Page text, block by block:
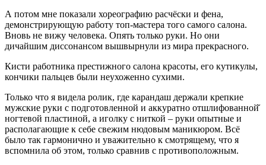
А потом мне показали хореографию расчёски и фена,
демонстрирующую работу топ-мастера того самого салона.
Вновь не вижу человека. Опять только руки. Но они
дичайшим диссонансом вышвырнули из мира прекрасного.
Кисти работника престижного салона красоты, его кутикулы,
кончики пальцев были неухоженно сухими.
Только что я видела ролик, где карандаш держали крепкие
мужские руки с подготовленной и аккуратно отшлифованной̆
ногтевой пластиной, а иголку с ниткой – руки опытные и
располагающие к себе свежим нюдовым маникюром. Всё
было так гармонично и уважительно к смотрящему, что я
вспомнила об этом, только сравнив с противоположным.